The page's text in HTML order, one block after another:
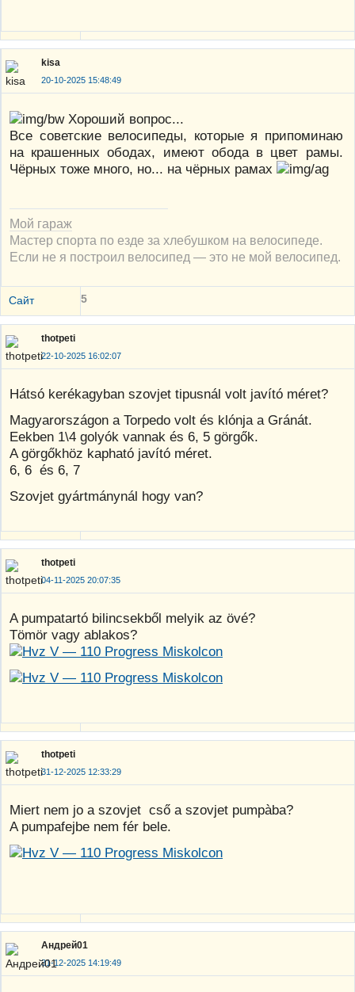
kisa
20-10-2025 15:48:49
Хороший вопрос...
Все советские велосипеды, которые я припоминаю
на крашенных ободах, имеют обода в цвет рамы.
Чёрных тоже много, но... на чёрных рамах
Мой гараж
Мастер спорта по езде за хлебушком на велосипеде.
Если не я построил велосипед — это не мой велосипед.
Сайт 5
thotpeti
22-10-2025 16:02:07
Hátsó kerékagyban szovjet tipusnál volt javító méret?
Magyarországon a Torpedo volt és klónja a Gránát.
Eekben 1\4 golyók vannak és 6, 5 görgők.
A görgőkhöz kapható javító méret.
6, 6 és 6, 7
Szovjet gyártmánynál hogy van?
thotpeti
04-11-2025 20:07:35
A pumpatartó bilincsekből melyik az övé?
Tömör vagy ablakos?
thotpeti
31-12-2025 12:33:29
Miert nem jo a szovjet cső a szovjet pumpàba?
A pumpafejbe nem fér bele.
Андрей01
31-12-2025 14:19:49